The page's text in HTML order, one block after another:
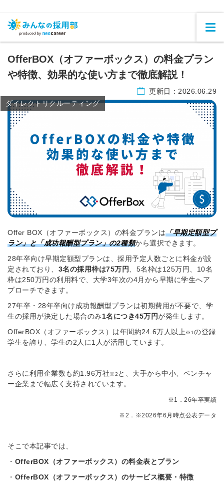
OfferBOX（オファーボックス）の料金プラン
や特徴、効果的な使い方まで徹底解説！
更新日： 2026.06.29
ダイレクトリクルーティング
Offer BOX（オファーボックス）の料金プランは「早期定額型プ
ラン」と「成功報酬型プラン」の2種類から選択できます。
28年卒向け早期定額型プランは、採用予定人数ごとに料金が設
定されており、 3名の採用枠は75万円
、5名枠は125万円、10名
枠は250万円の利用料で、大学3年次の4月から早期に学生へア
プローチできます。
27年卒・28年卒向け成功報酬型プランは初期費用が不要で、学
生の採用が決定した場合のみ1名につき45万円が発生します。
OfferBOX（オファーボックス）は年間約24.6万人以上 ※1の登録
学生を誇り、学生の2人に1人が活用しています。
さらに利用企業数も約1.96万社※2 と、大手から中小、ベンチャ
ー企業まで幅広く支持されています。
※1．26年卒実績
※2．※2026年6月時点公表データ
そこで本記事では、
・ OfferBOX （オファーボックス）の料金表とプラン
・ OfferBOX（オファーボックス）のサービス概要・特徴